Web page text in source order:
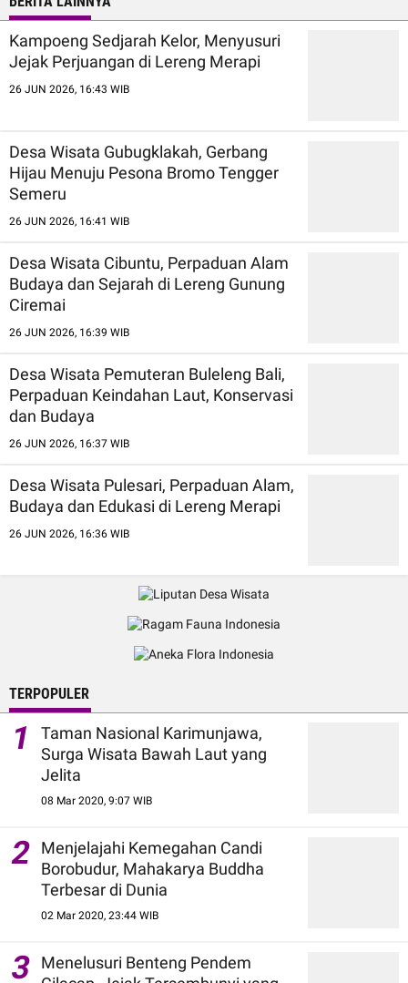
Kampoeng Sedjarah Kelor, Menyusuri
Jejak Perjuangan di Lereng Merapi
26 JUN 2026, 16:43 WIB
Desa Wisata Gubugklakah, Gerbang
Hijau Menuju Pesona Bromo Tengger
Semeru
26 JUN 2026, 16:41 WIB
Desa Wisata Cibuntu, Perpaduan Alam
Budaya dan Sejarah di Lereng Gunung
Ciremai
26 JUN 2026, 16:39 WIB
Desa Wisata Pemuteran Buleleng Bali,
Perpaduan Keindahan Laut, Konservasi
dan Budaya
26 JUN 2026, 16:37 WIB
Desa Wisata Pulesari, Perpaduan Alam,
Budaya dan Edukasi di Lereng Merapi
26 JUN 2026, 16:36 WIB
TERPOPULER
1
Taman Nasional Karimunjawa,
Surga Wisata Bawah Laut yang
Jelita
08 Mar 2020, 9:07 WIB
2
Menjelajahi Kemegahan Candi
Borobudur, Mahakarya Buddha
Terbesar di Dunia
02 Mar 2020, 23:44 WIB
3
Menelusuri Benteng Pendem